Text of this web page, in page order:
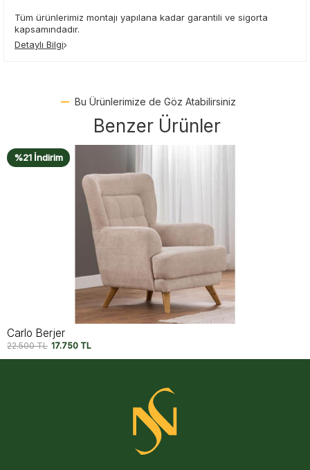
Tüm ürünlerimiz montajı yapılana kadar garantili ve sigorta
kapsamındadır.
Detaylı Bilgi
Bu Ürünlerimize de Göz Atabilirsiniz
Benzer Ürünler
%21 İndirim
Capri Berjer V2
22.500TL 17.750